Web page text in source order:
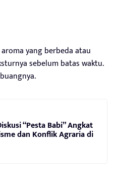
yang berbeda atau
sebelum batas waktu.
“Pesta Babi” Angkat
dan Konflik Agraria di